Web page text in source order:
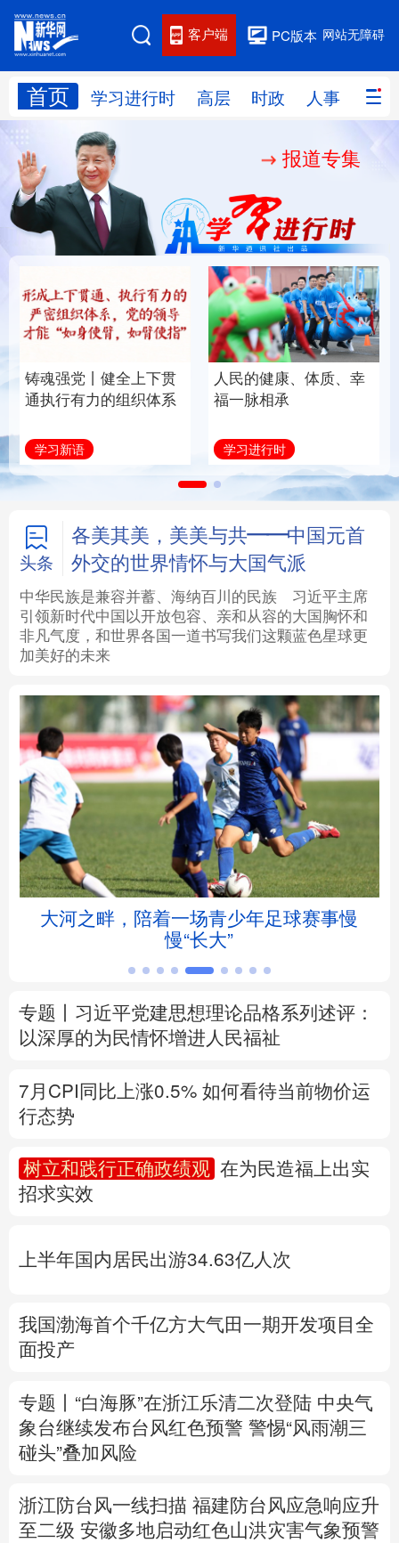
网站无障碍
PC版本
客户端
首页 学习进行时 高层 时政 人事 国际
网站地图
学习进行时 人事
国际 财经 网评
思客智库 全球连线 教育
科技 科创 量子 体育
文化 书画 健康 军事
访谈 视频 图片 政务
信息化 数字经济
学术中国 乡村振兴 银龄 溯源中国
城市 旅游 能源
彩票 娱乐 时尚 悦读
公益
文化产业
地方频道
北京 河北 山西
辽宁 吉林 上海 江苏
浙江 安徽 福建 江西
河南 湖北
广东 广西 海南 重庆
陕西
新疆 内蒙古
Русский язык 日本語 한국어
报道专集
铸魂强党丨健全上下贯
通执行有力的组织体系
学习新语
人民的健康、体质、幸
福一脉相承
学习进行时
头条
各美其美，美美与共——中国元首
外交的世界情怀与大国气派
中华民族是兼容并蓄、海纳百川的民族
习近平主席
引领新时代中国以开放包容、亲和从容的大国胸怀和
非凡气度，和世界各国一道书写我们这颗蓝色星球更
加美好的未来
大河之畔，陪着一场青少年足球赛事慢
慢“长大”
专题丨 习近平党建思想理论品格系列述评：
以深厚的为民情怀增进人民福祉
7月CPI同比上涨0.5% 如何看待当前物价运
行态势
树立和践行正确政绩观
在为民造福上出实
招求实效
上半年国内居民出游34.63亿人次
我国渤海首个千亿方大气田一期开发项目全
面投产
专题丨 “白海豚”在浙江乐清二次登陆 中央气
象台继续发布台风红色预警 警惕“风雨潮三
碰头”叠加风险
浙江防台风一线扫描 福建防台风应急响应升
至二级 安徽多地启动红色山洪灾害气象预警